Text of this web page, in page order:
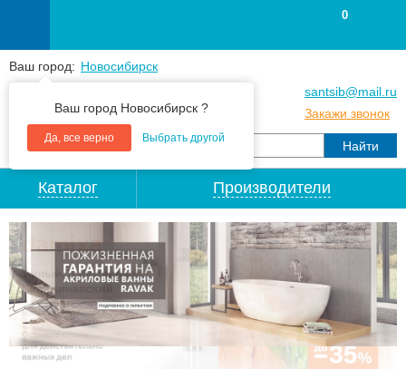
Ваш город: Новосибирск
Ваш город Новосибирск ?
Да, все верно Выбрать другой
+7(383) 213 79 30
santsib@mail.ru
Закажи звонок
0
Каталог Производители